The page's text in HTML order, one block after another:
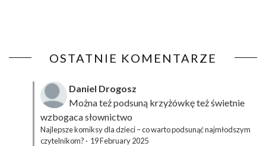
OSTATNIE KOMENTARZE
Daniel Drogosz
Można też podsuną krzyżówkęteż świetnie
wzbogaca słownictwo
Najlepsze komiksy dla dzieci – co warto podsunąć najmłodszym
czytelnikom? · 19 February 2025